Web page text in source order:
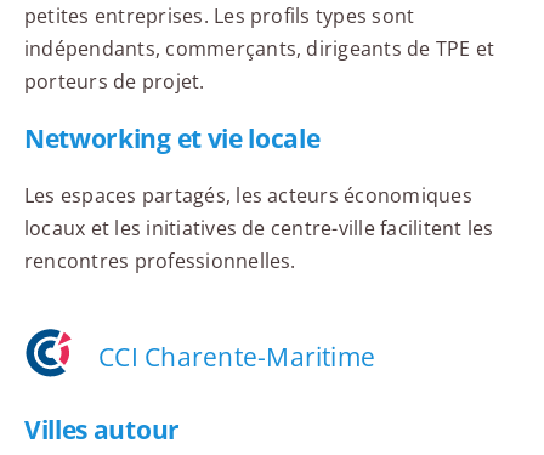
petites entreprises. Les profils types sont
indépendants, commerçants, dirigeants de TPE et
porteurs de projet.
Networking et vie locale
Les espaces partagés, les acteurs économiques
locaux et les initiatives de centre-ville facilitent les
rencontres professionnelles.
CCI Charente-Maritime
Villes autour